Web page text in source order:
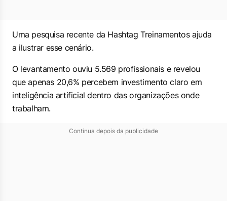
Uma pesquisa recente da Hashtag Treinamentos ajuda
a ilustrar esse cenário.
O levantamento ouviu 5.569 profissionais e revelou
que apenas 20,6% percebem investimento claro em
inteligência artificial dentro das organizações onde
trabalham.
Continua depois da publicidade